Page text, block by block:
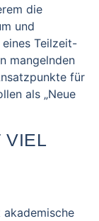
die
und
Teilzeit-
mangelnden
für
als „Neue
VIEL